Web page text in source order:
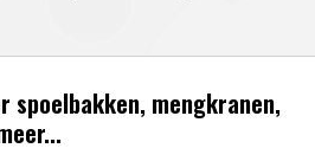
spoelbakken, mengkranen,